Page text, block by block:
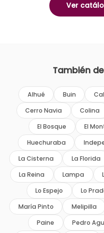
Ver
También
Alhué Buin
Cerro Navia
Colina
El Bosque
El
Huechuraba
La Cisterna
La Florida
La Reina
Lampa
Lo Espejo
Lo
María Pinto
Melipilla
Paine
Pedro